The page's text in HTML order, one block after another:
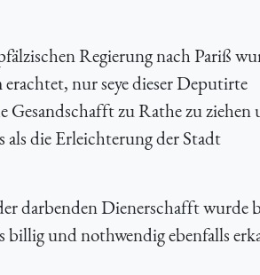
Regierung nach Pariß
nur seye dieser Deputirte
zu Rathe zu ziehen
die Erleichterung der Stadt
darbenden Dienerschafft wurde
und nothwendig ebenfalls